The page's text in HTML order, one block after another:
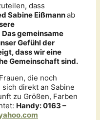
dass
Sabine Eißmannab
Das gemeinsame
Gefühl der
dass wir eine
Gemeinschaft sind.
die noch
direkt an Sabine
zu Größen, Farben
Handy: 0163 –